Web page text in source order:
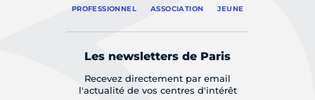
PROFESSIONNEL ASSOCIATION JEUNE
Les newsletters de Paris
Recevez directement par email
l'actualité de vos centres d'intérêt